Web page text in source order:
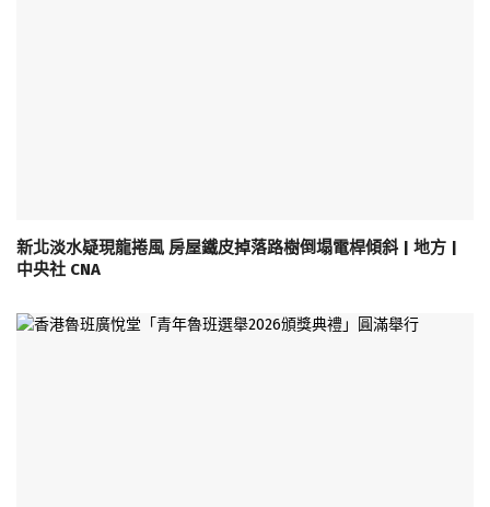
新北淡水疑現龍捲風 房屋鐵皮掉落路樹倒塌電桿傾斜 | 地方 |
中央社 CNA